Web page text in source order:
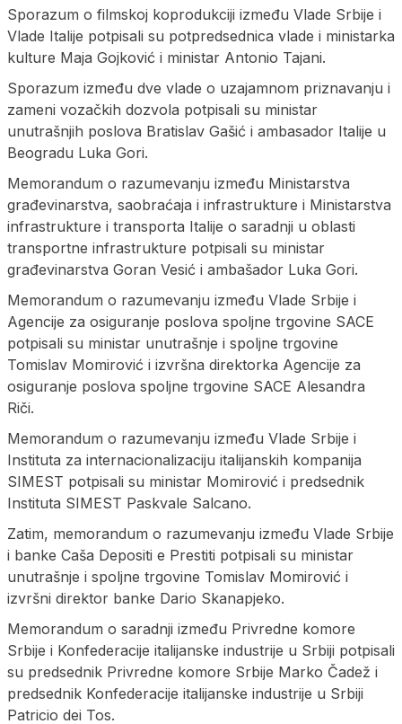
Sporazum o filmskoj koprodukciji između Vlade Srbije i
Vlade Italije potpisali su potpredsednica vlade i ministarka
kulture Maja Gojković i ministar Antonio Tajani.
Sporazum između dve vlade o uzajamnom priznavanju i
zameni vozačkih dozvola potpisali su ministar
unutrašnjih poslova Bratislav Gašić i ambasador Italije u
Beogradu Luka Gori.
Memorandum o razumevanju između Ministarstva
građevinarstva, saobraćaja i infrastrukture i Ministarstva
infrastrukture i transporta Italije o saradnji u oblasti
transportne infrastrukture potpisali su ministar
građevinarstva Goran Vesić i ambašador Luka Gori.
Memorandum o razumevanju između Vlade Srbije i
Agencije za osiguranje poslova spoljne trgovine SACE
potpisali su ministar unutrašnje i spoljne trgovine
Tomislav Momirović i izvršna direktorka Agencije za
osiguranje poslova spoljne trgovine SACE Alesandra
Riči.
Memorandum o razumevanju između Vlade Srbije i
Instituta za internacionalizaciju italijanskih kompanija
SIMEST potpisali su ministar Momirović i predsednik
Instituta SIMEST Paskvale Salcano.
Zatim, memorandum o razumevanju između Vlade Srbije
i banke Caša Depositi e Prestiti potpisali su ministar
unutrašnje i spoljne trgovine Tomislav Momirović i
izvršni direktor banke Dario Skanapjeko.
Memorandum o saradnji između Privredne komore
Srbije i Konfederacije italijanske industrije u Srbiji potpisali
su predsednik Privredne komore Srbije Marko Čadež i
predsednik Konfederacije italijanske industrije u Srbiji
Patricio dei Tos.